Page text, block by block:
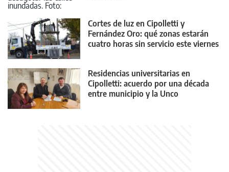
Cortes de luz en Cipolletti y
Fernández Oro: qué zonas estarán
cuatro horas sin servicio este viernes
Residencias universitarias en
Cipolletti: acuerdo por una década
entre municipio y la Unco